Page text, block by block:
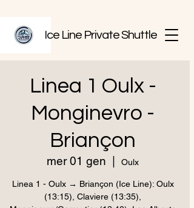
Ice Line Private Shuttle
Linea 1 Oulx -
Monginevro -
Briançon
mer 01 gen Oulx
Linea 1 - Oulx → Briançon (Ice Line): Oulx
(13:15), Claviere (13:35),